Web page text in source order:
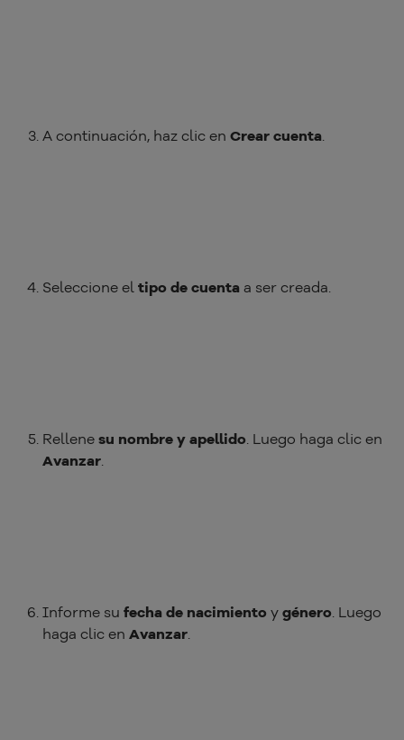
A continuación, haz clic en Crear cuenta.
Seleccione el tipo de cuenta a ser creada.
Rellene su nombre y apellido. Luego haga clic en
Avanzar.
Informe su fecha de nacimiento y género. Luego
haga clic en Avanzar.